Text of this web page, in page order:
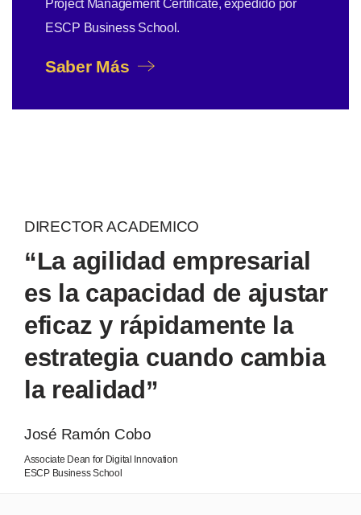
Project Management Certificate, expedido por
ESCP Business School.
Saber Más
DIRECTOR ACADEMICO
“La agilidad empresarial
es la capacidad de ajustar
eficaz y rápidamente la
estrategia cuando cambia
la realidad”
José Ramón Cobo
Associate Dean for Digital Innovation
ESCP Business School